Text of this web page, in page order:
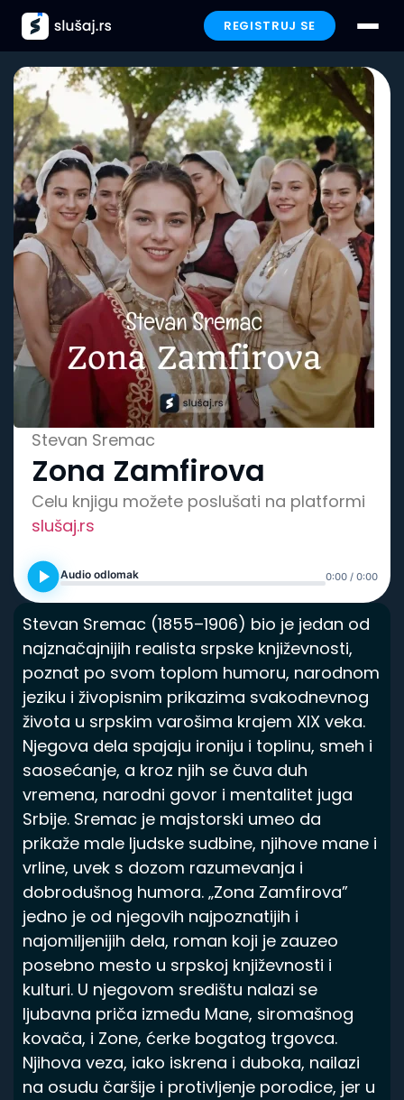
REGISTRUJ SE
Prijavi se
Paketi
Preporučeno
Funkcionalnosti
Iskustva
Poklon
FAQ
Spisak knjiga
Stevan Sremac
Zona Zamfirova
Celu knjigu možete poslušati na platformi
slušaj.rs
Audio odlomak 0:00 / 0:00
Stevan Sremac (1855–1906) bio je jedan od
najznačajnijih realista srpske književnosti,
poznat po svom toplom humoru, narodnom
jeziku i živopisnim prikazima svakodnevnog
života u srpskim varošima krajem XIX veka.
Njegova dela spajaju ironiju i toplinu, smeh i
saosećanje, a kroz njih se čuva duh
vremena, narodni govor i mentalitet juga
Srbije. Sremac je majstorski umeo da
prikaže male ljudske sudbine, njihove mane i
vrline, uvek s dozom razumevanja i
dobrodušnog humora. „Zona Zamfirova”
jedno je od njegovih najpoznatijih i
najomiljenijih dela, roman koji je zauzeo
posebno mesto u srpskoj književnosti i
kulturi. U njegovom središtu nalazi se
ljubavna priča između Mane, siromašnog
kovača, i Zone, ćerke bogatog trgovca.
Njihova veza, iako iskrena i duboka, nailazi
na osudu čaršije i protivljenje porodice, jer u